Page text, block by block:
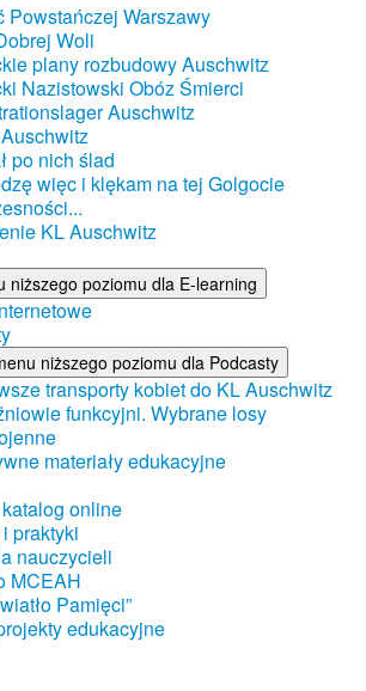
Powstańczej Warszawy
Woli
plany rozbudowy Auschwitz
Nazistowski Obóz Śmierci
Auschwitz
po nich ślad
więc i klękam na tej Golgocie
KL Auschwitz
niższego poziomu dla E-learning
niższego poziomu dla Podcasty
transporty kobiet do KL Auschwitz
funkcyjni. Wybrane losy
materiały edukacyjne
online
praktyki
nauczycieli
MCEAH
Pamięci”
edukacyjne